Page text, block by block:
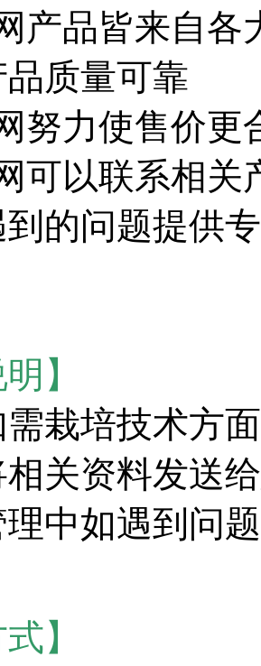
产品皆来自
质量可靠
努力使售价更
可以联系相
的问题提供
】
需栽培技术方
关资料发送
中如遇到问
】